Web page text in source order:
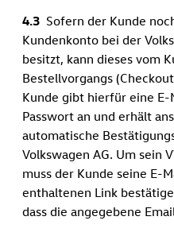
4.3 Sofern der Kunde
Kundenkonto bei der
besitzt, kann dieses vom
Bestellvorgangs
Kunde gibt hierfür eine E-
Passwort an und erhält
automatische
Volkswagen AG. Um sein
muss der Kunde seine E-
enthaltenen Link
dass die angegebene